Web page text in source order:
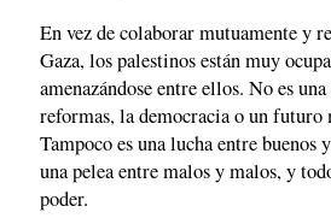
En vez de colaborar mutuamente y
Gaza, los palestinos están muy
amenazándose entre ellos. No es
reformas, la democracia o un futuro
Tampoco es una lucha entre buenos
una pelea entre malos y malos, y
poder.